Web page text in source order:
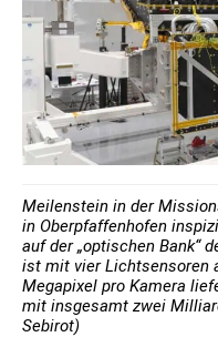
Meilenstein in der
in Oberpfaffenhofen
auf der „optischen Bank“
ist mit vier Lichtsensoren
Megapixel pro Kamera
mit insgesamt zwei
Sebirot)